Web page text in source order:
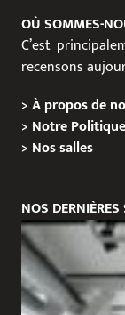
OÙ SOMMES-
C’est
recensons
>À propos de
> Notre
> Nos salles
NOS DERNIÈRES